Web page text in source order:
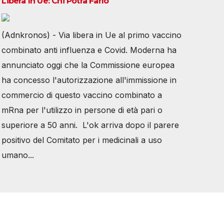
(Adnkronos) - Via libera in Ue al primo vaccino
combinato anti influenza e Covid. Moderna ha
annunciato oggi che la Commissione europea
ha concesso l'autorizzazione all'immissione in
commercio di questo vaccino combinato a
mRna per l'utilizzo in persone di età pari o
superiore a 50 anni. L'ok arriva dopo il parere
positivo del Comitato per i medicinali a uso
umano...